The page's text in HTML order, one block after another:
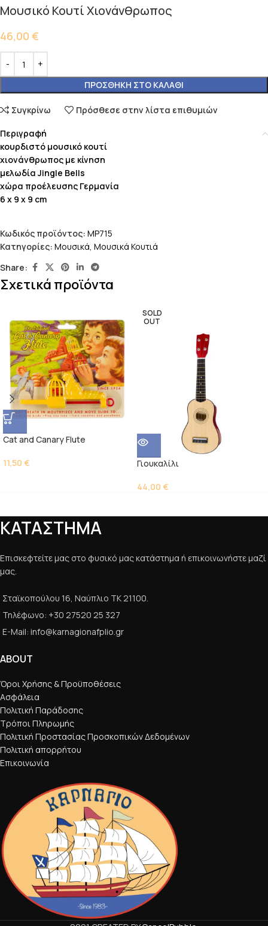
Μουσικό Κουτί Χιονάνθρωπος
46,00 €
ΠΡΟΣΘΉΚΗ ΣΤΟ ΚΑΛΆΘΙ
Συγκρίνω Πρόσθεσε στην λίστα επιθυμιών
Περιγραφή
κουρδιστό μουσικό κουτί
χιονάνθρωπος με κίνηση
μελωδία Jingle Bells
χώρα προέλευσης Γερμανία
6 x 9 x 9 cm
Κωδικός προϊόντος: MP715
Κατηγορίες: Μουσικά, Μουσικά Κουτιά
Share:
Σχετικά προϊόντα
Cat and Canary Flute
11,50 €
SOLD
OUT
Γιουκαλίλι
44,00 €
ΚΑΤΑΣΤΗΜΑ
Επισκεφτείτε μας στο φυσικό μας κατάστημα ή επικοινωνήστε μαζί
μας.
Σταϊκοπούλου 16, Ναύπλιο ΤΚ 21100.
Τηλέφωνο: +30 27520 25 327
E-Mail: info@karnagionafplio.gr
ABOUT
Όροι Χρήσης & Προϋποθέσεις
Ασφάλεια
Πολιτική Παράδοσης
Τρόποι Πληρωμής
Πολιτική Προστασίας Προσκοπικών Δεδομένων
Πολιτική απορρήτου
Επικοινωνία